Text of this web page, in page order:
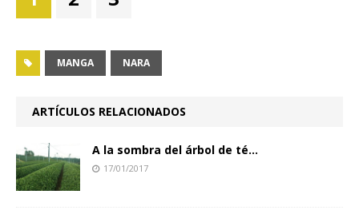
MANGA NARA
ARTÍCULOS RELACIONADOS
A la sombra del árbol de té…
17/01/2017